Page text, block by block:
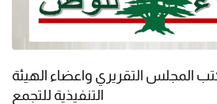
المجلس التقريري واعضاء الهيئة
التنفيذية للتجمع